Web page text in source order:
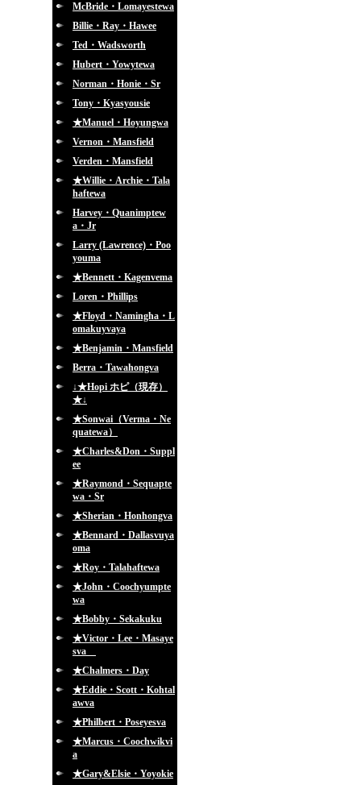
McBride・Lomayestewa
Billie・Ray・Hawee
Ted・Wadsworth
Hubert・Yowytewa
Norman・Honie・Sr
Tony・Kyasyousie
★Manuel・Hoyungwa
Vernon・Mansfield
Verden・Mansfield
★Willie・Archie・Tala
haftewa
Harvey・Quanimptew
a・Jr
Larry (Lawrence)・Poo
youma
★Bennett・Kagenvema
Loren・Phillips
★Floyd・Namingha・L
omakuyvaya
★Benjamin・Mansfield
Berra・Tawahongva
↓★Hopi ホピ（現存）
★↓
★Sonwai（Verma・Ne
quatewa）
★Charles&Don・Suppl
ee
★Raymond・Sequapte
wa・Sr
★Sherian・Honhongva
★Bennard・Dallasvuya
oma
★Roy・Talahaftewa
★John・Coochyumpte
wa
★Bobby・Sekakuku
★Victor・Lee・Masaye
sva
★Chalmers・Day
★Eddie・Scott・Kohtal
awva
★Philbert・Poseyesva
★Marcus・Coochwikvi
a
★Gary&Elsie・Yoyokie